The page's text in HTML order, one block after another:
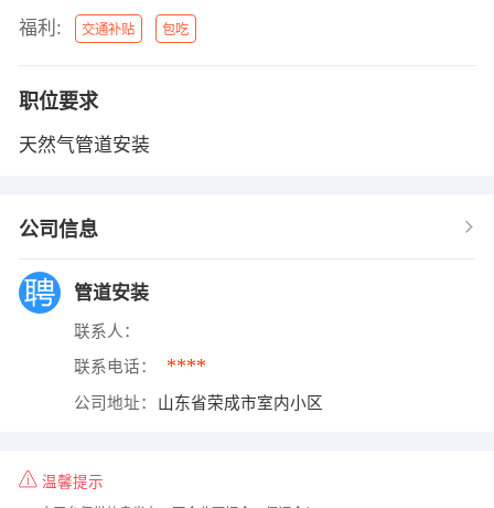
福利:
交通补贴 包吃
职位要求
天然气管道安装
公司信息
管道安装
联系人：
联系电话： ****
公司地址： 山东省荣成市室内小区
温馨提示